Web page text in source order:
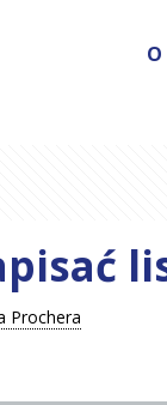
Prochera